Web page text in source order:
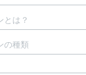
とは？
の種類